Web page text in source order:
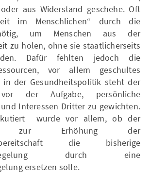
aus Widerstand geschehe. Oft
im Menschlichen“ durch die
um Menschen aus der
zu holen, ohne sie staatlicherseits
Dafür fehlten jedoch die
vor allem geschultes
in der Gesundheitspolitik steht der
vor der Aufgabe, persönliche
Interessen Dritter zu gewichten.
wurde vor allem, ob der
zur Erhöhung der
die bisherige
durch eine
ersetzen solle.